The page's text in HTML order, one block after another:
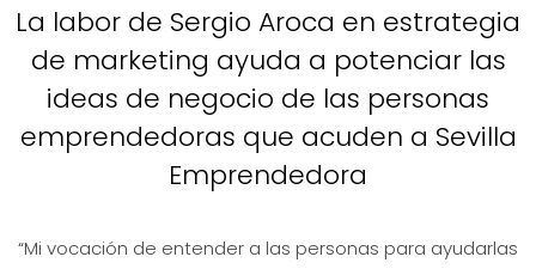
La labor de Sergio Aroca en estrategia
de marketing ayuda a potenciar las
ideas de negocio de las personas
emprendedoras que acuden a Sevilla
Emprendedora
“Mi vocación de entender a las personas para ayudarlas